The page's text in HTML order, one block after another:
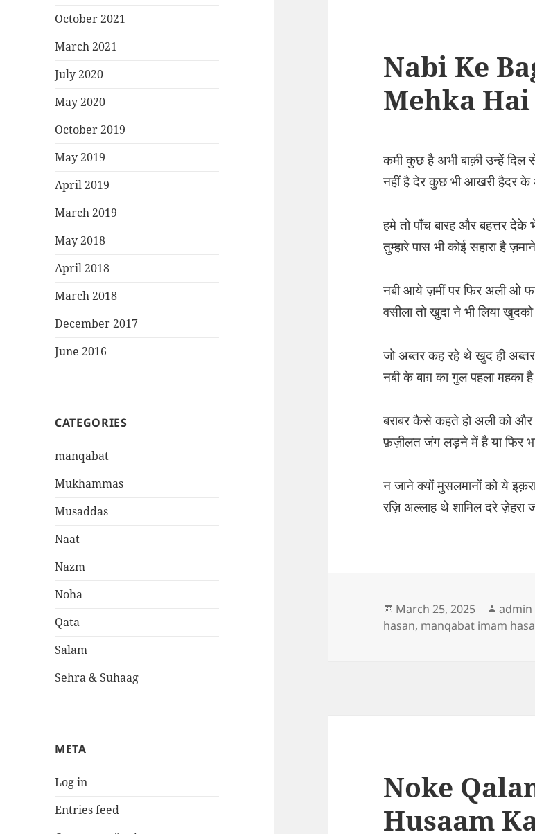
October 2021
March 2021
July 2020
May 2020
October 2019
May 2019
April 2019
March 2019
May 2018
April 2018
March 2018
December 2017
June 2016
CATEGORIES
manqabat
Mukhammas
Musaddas
Naat
Nazm
Noha
Qata
Salam
Sehra & Suhaag
META
Log in
Entries feed
Nabi Ke
Mehka
कमी कुछ है अभी बाक़ी उन्हें दिल
नहीं है देर कुछ भी आखरी हैदर
हमे तो पाँच बारह और बहत्तर देके
तुम्हारे पास भी कोई सहारा है
नबी आये ज़मीं पर फिर अली ओ
वसीला तो खुदा ने भी लिया
जो अब्तर कह रहे थे खुद ही
नबी के बाग़ का गुल पहला महका
बराबर कैसे कहते हो अली को और
फ़ज़ीलत जंग लड़ने में है या फिर
न जाने क्यों मुसलमानों को ये
रज़ि अल्लाह थे शामिल दरे ज़ेहरा
Posted
on
March 25, 2025 Author
admin
hasan, manqabat imam
Noke
Husaam